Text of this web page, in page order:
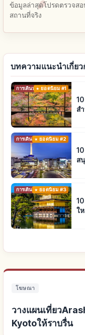
ข้อมูลล่าสุดโปรดตรวจส
สถานที่จริง
บทความแนะนำเกี่ย
การเดินทาง ยอดนิยม #1
ส
การเดินทางยอดนิยม #2
ส
การเดินทางยอดนิยม #3
ใ
โฆษณา
วางแผนเที่ยว
Kyotoให้ราบรื่น